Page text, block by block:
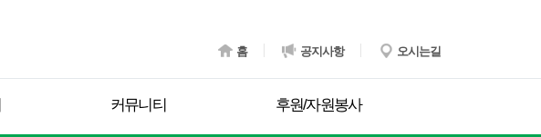
홈 공지사항 오시는길
커뮤니티 후원/자원봉사